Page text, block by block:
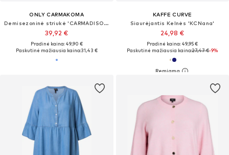
ONLY CARMAKOMA
Demisezoninė striukė 'CARMADISON'
39,92 €
Pradinė kaina: 49,90 €
Paskutinė mažiausia kaina:31,43 €
KAFFE CURVE
Siaurėjantis Kelnės 'KCNana'
24,98 €
Pradinė kaina: 49,95 €
Paskutinė mažiausia kaina:27,47 €-9%